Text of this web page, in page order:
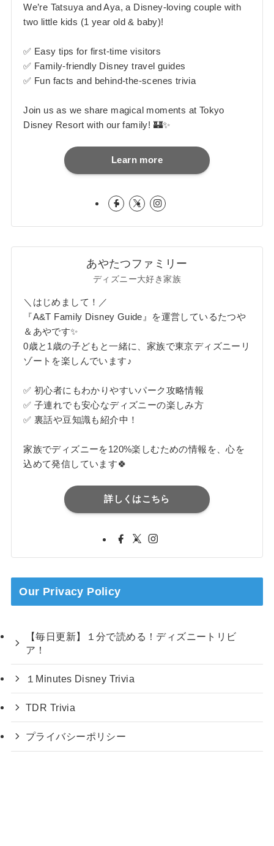
We’re Tatsuya and Aya, a Disney-loving couple with
two little kids (1 year old & baby)!
✅ Easy tips for first-time visitors
✅ Family-friendly Disney travel guides
✅ Fun facts and behind-the-scenes trivia
Join us as we share magical moments at Tokyo
Disney Resort with our family! 🏰✨
Learn more
あやたつファミリー
ディズニー大好き家族
＼はじめまして！／
『A&T Family Disney Guide』を運営しているたつや
＆あやです✨
0歳と1歳の子どもと一緒に、家族で東京ディズニーリ
ゾートを楽しんでいます♪
✅ 初心者にもわかりやすいパーク攻略情報
✅ 子連れでも安心なディズニーの楽しみ方
✅ 裏話や豆知識も紹介中！
家族でディズニーを120%楽しむための情報を、心を
込めて発信しています🍀
詳しくはこちら
Our Privacy Policy
【毎日更新】１分で読める！ディズニートリビ
ア！
１Minutes Disney Trivia
TDR Trivia
プライバシーポリシー